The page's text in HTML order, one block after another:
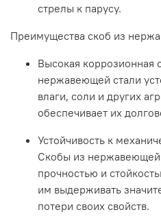
стрелы к парусу.
Преимущества скоб из
Высокая коррозионная
нержавеющей стали
влаги, соли и других
обеспечивает их
Устойчивость к
Скобы из нержавеющей
прочностью и
им выдерживать
потери своих свойств.